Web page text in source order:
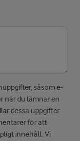
såsom e-
när du lämnar en
dessa uppgifter
för att
innehåll. Vi